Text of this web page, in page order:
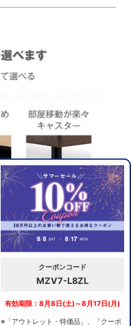
クーポンコード
MZV7-L8ZL
有効期限：8月8日(土)～8月17日(月)
※「アウトレット・特価品」、「クーポ